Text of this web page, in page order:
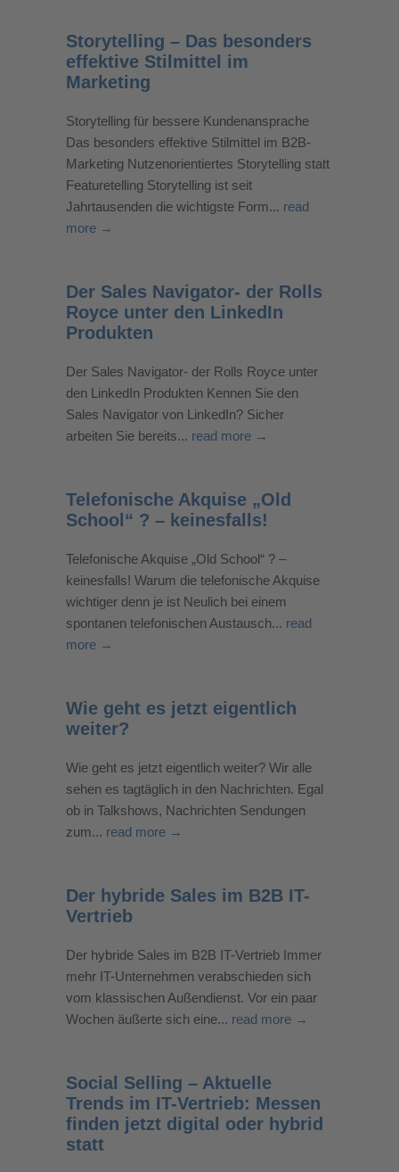
Storytelling – Das besonders
effektive Stilmittel im
Marketing
Storytelling für bessere Kundenansprache
Das besonders effektive Stilmittel im B2B-
Marketing Nutzenorientiertes Storytelling statt
Featuretelling Storytelling ist seit
Jahrtausenden die wichtigste Form... read
more →
Der Sales Navigator- der Rolls
Royce unter den LinkedIn
Produkten
Der Sales Navigator- der Rolls Royce unter
den LinkedIn Produkten Kennen Sie den
Sales Navigator von LinkedIn? Sicher
arbeiten Sie bereits... read more →
Telefonische Akquise „Old
School“ ? – keinesfalls!
Telefonische Akquise „Old School“ ? –
keinesfalls! Warum die telefonische Akquise
wichtiger denn je ist Neulich bei einem
spontanen telefonischen Austausch... read
more →
Wie geht es jetzt eigentlich
weiter?
Wie geht es jetzt eigentlich weiter? Wir alle
sehen es tagtäglich in den Nachrichten. Egal
ob in Talkshows, Nachrichten Sendungen
zum... read more →
Der hybride Sales im B2B IT-
Vertrieb
Der hybride Sales im B2B IT-Vertrieb Immer
mehr IT-Unternehmen verabschieden sich
vom klassischen Außendienst. Vor ein paar
Wochen äußerte sich eine... read more →
Social Selling – Aktuelle
Trends im IT-Vertrieb: Messen
finden jetzt digital oder hybrid
statt